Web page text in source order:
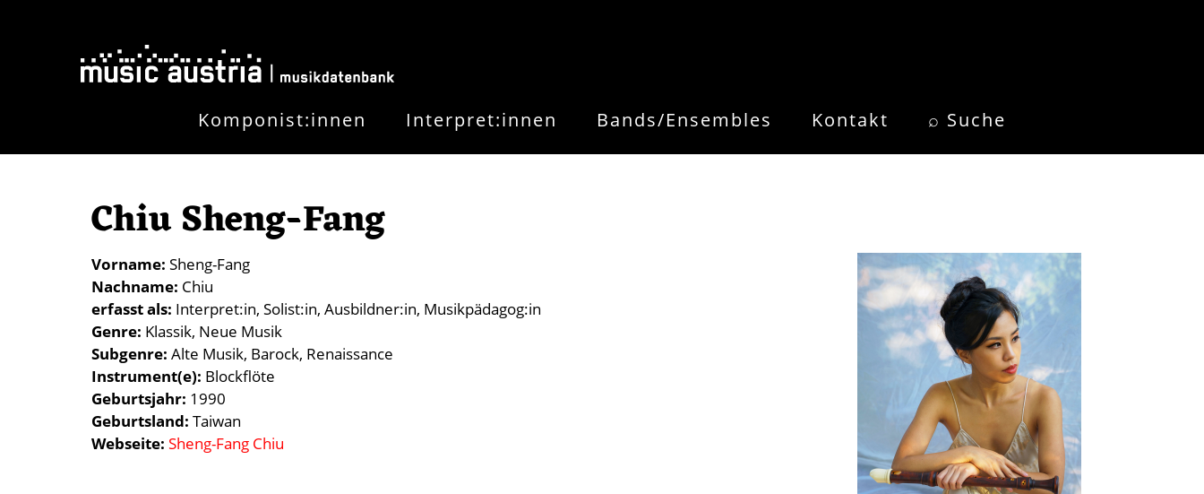
Komponist:innen Interpret:innen Bands/Ensembles Kontakt ⌕ Suche
Chiu Sheng-Fang
Vorname Sheng-Fang
Nachname Chiu
erfasst als Interpret:in Solist:in Ausbildner:in Musikpädagog:in
Genre Klassik Neue Musik
Subgenre Alte Musik Barock Renaissance
Instrument(e) Blockflöte
Geburtsjahr 1990
Geburtsland Taiwan
Webseite Sheng-Fang Chiu